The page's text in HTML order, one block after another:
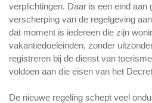
verplichtingen. Daar is een eind aan
verscherping van de regelgeving
dat moment is iedereen die zijn
vakantiedoeleinden, zonder
registreren bij de dienst van
voldoen aan die eisen van het
De nieuwe regeling schept veel